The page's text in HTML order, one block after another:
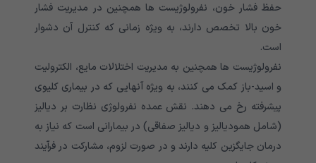
حفظ فشار خون، نفرولوژیست ها همچنین در مدیریت فشار
خون بالا تخصص دارند، به ویژه زمانی که کنترل آن دشوار
است.
نفرولوژیست ها همچنین به مدیریت اختلالات مایع، الکترولیت
و اسید-باز کمک می کنند، به ویژه آنهایی که در بیماری کلیوی
پیشرفته رخ می دهند. نقش عمده نفرولوژی نظارت بر دیالیز
(شامل همودیالیز و دیالیز صفاقی) در بیمارانی است که نیاز به
درمان جایگزین کلیه دارند و در صورت لزوم، مشارکت در فرآیند